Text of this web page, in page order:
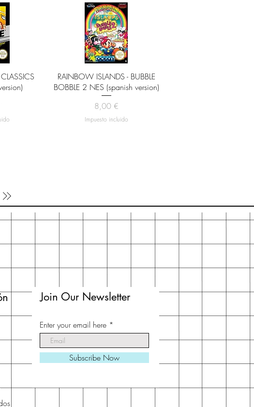
Vista rápida
RAINBOW ISLANDS - BUBBLE
BOBBLE 2 NES (spanish version)
Precio
8,00 €
Impuesto incluido
Join Our Newsletter
Enter your email here
Subscribe Now